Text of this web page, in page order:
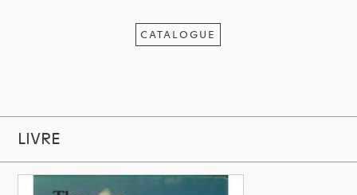
CATALOGUE
LIVRE